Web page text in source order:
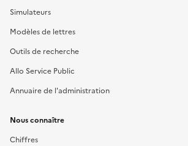
Simulateurs
Modèles de lettres
Outils de recherche
Allo Service Public
Annuaire de l'administration
Nous connaître
Chiffres